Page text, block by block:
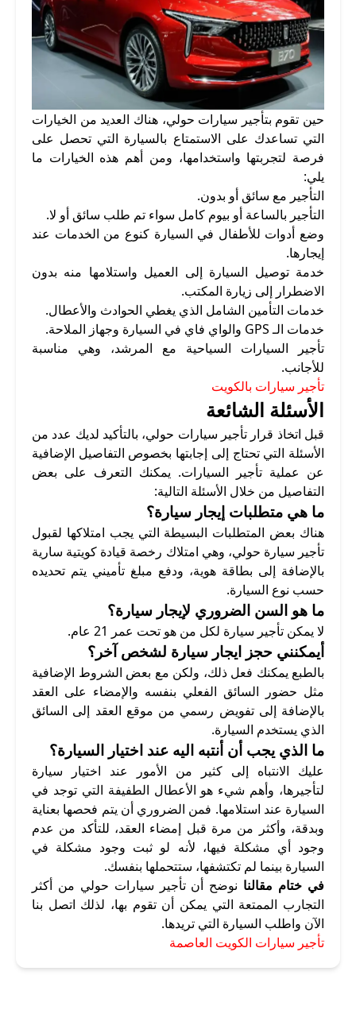
حين تقوم بتأجير سيارات حولي، هناك العديد من الخيارات
التي تساعدك على الاستمتاع بالسيارة التي تحصل على
فرصة لتجربتها واستخدامها، ومن أهم هذه الخيارات ما
يلي:
التأجير مع سائق أو بدون.
التأجير بالساعة أو بيوم كامل سواء تم طلب سائق أو لا.
وضع أدوات للأطفال في السيارة كنوع من الخدمات عند
إيجارها.
خدمة توصيل السيارة إلى العميل واستلامها منه بدون
الاضطرار إلى زيارة المكتب.
خدمات التأمين الشامل الذي يغطي الحوادث والأعطال.
خدمات الـ GPS والواي فاي في السيارة وجهاز الملاحة.
تأجير السيارات السياحية مع المرشد، وهي مناسبة
للأجانب.
تأجير سيارات بالكويت
الأسئلة الشائعة
قبل اتخاذ قرار تأجير سيارات حولي، بالتأكيد لديك عدد من
الأسئلة التي تحتاج إلى إجابتها بخصوص التفاصيل الإضافية
عن عملية تأجير السيارات. يمكنك التعرف على بعض
التفاصيل من خلال الأسئلة التالية:
ما هي متطلبات إيجار سيارة؟
هناك بعض المتطلبات البسيطة التي يجب امتلاكها لقبول
تأجير سيارة حولي، وهي امتلاك رخصة قيادة كويتية سارية
بالإضافة إلى بطاقة هوية، ودفع مبلغ تأميني يتم تحديده
حسب نوع السيارة.
ما هو السن الضروري لإيجار سيارة؟
لا يمكن تأجير سيارة لكل من هو تحت عمر 21 عام.
أيمكنني حجز ايجار سيارة لشخص آخر؟
بالطبع يمكنك فعل ذلك، ولكن مع بعض الشروط الإضافية
مثل حضور السائق الفعلي بنفسه والإمضاء على العقد
بالإضافة إلى تفويض رسمي من موقع العقد إلى السائق
الذي يستخدم السيارة.
ما الذي يجب أن أنتبه اليه عند اختيار السيارة؟
عليك الانتباه إلى كثير من الأمور عند اختيار سيارة
لتأجيرها، وأهم شيء هو الأعطال الطفيفة التي توجد في
السيارة عند استلامها. فمن الضروري أن يتم فحصها بعناية
وبدقة، وأكثر من مرة قبل إمضاء العقد، للتأكد من عدم
وجود أي مشكلة فيها، لأنه لو ثبت وجود مشكلة في
السيارة بينما لم تكتشفها، ستتحملها بنفسك.
في ختام مقالنا نوضح أن تأجير سيارات حولي من أكثر
التجارب الممتعة التي يمكن أن تقوم بها، لذلك اتصل بنا
الآن واطلب السيارة التي تريدها.
تأجير سيارات الكويت العاصمة